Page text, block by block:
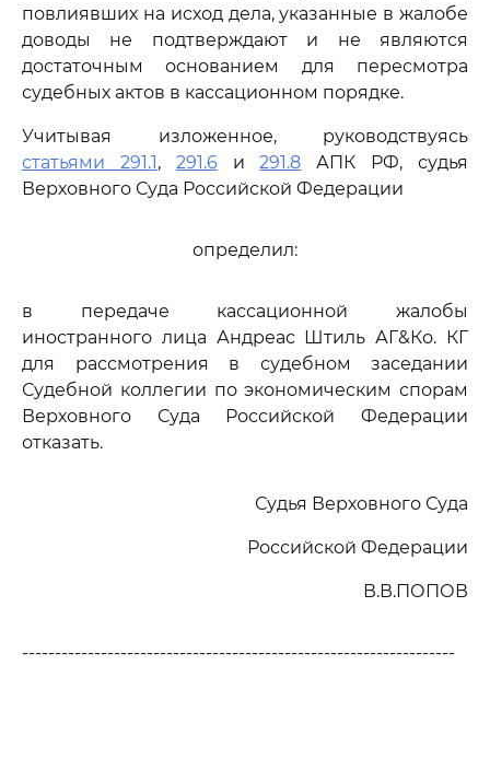
повлиявших на исход дела, указанные в жалобе
доводы не подтверждают и не являются
достаточным основанием для пересмотра
судебных актов в кассационном порядке.
Учитывая изложенное, руководствуясь
статьями 291.1, 291.6и291.8 АПК РФ, судья
Верховного Суда Российской Федерации
определил:
в передаче кассационной жалобы
иностранного лица Андреас Штиль АГ&Ко. КГ
для рассмотрения в судебном заседании
Судебной коллегии по экономическим спорам
Верховного Суда Российской Федерации
отказать.
Судья Верховного Суда
Российской Федерации
В.В.ПОПОВ
------------------------------------------------------------------